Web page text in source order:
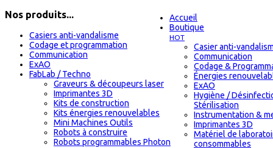
Accueil
Boutique
HOT
Casier anti-
Communication
Codage &
Énergies
ExAO
Hygiène /
Stérilisation
Instrumentation &
Imprimantes 3D
Matériel de
consommables
Nos produits...
Casiers anti-vandalisme
Codage et programmation
Communication
ExAO
FabLab / Techno
Graveurs & découpeurs laser
Imprimantes 3D
Kits de construction
Kits énergies renouvelables
Mini Machines Outils
Robots à construire
Robots programmables Photon